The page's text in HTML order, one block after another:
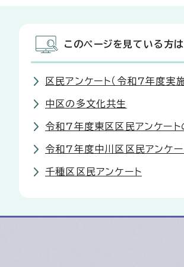
このページを見ている方
区民アンケート（令和7年度実
中区の多文化共生
令和7年度東区区民アンケート
令和7年度中川区区民アンケー
千種区区民アンケート